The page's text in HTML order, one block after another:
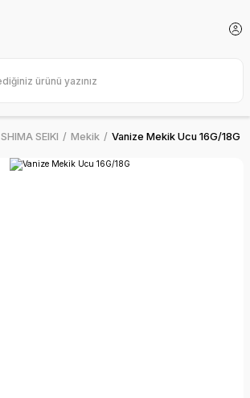
SHIMA SEIKI Mekik Vanize Mekik Ucu 16G/18G